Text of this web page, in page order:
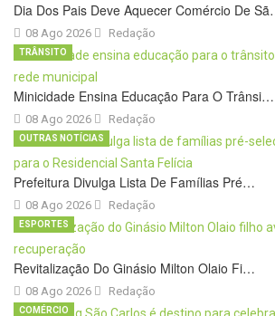
Dia Dos Pais Deve Aquecer Comércio De
08 Ago 2026 Redação
Minicidade Ensina Educação Para O Trânsi…
08 Ago 2026
TRÂNSITO
Redação
Prefeitura Divulga Lista De Famílias Pré…
08 Ago 2026
OUTRAS NOTÍCIAS
Redação
Revitalização Do Ginásio Milton Olaio Fi…
08 Ago 2026
ESPORTES
Redação
COMÉRCIO